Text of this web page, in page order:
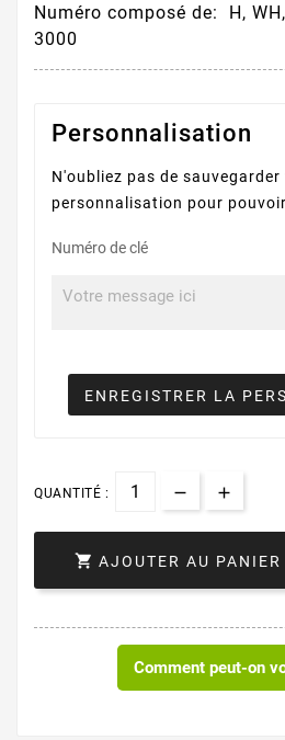
Numéro composé de: H,
3000
Personnalisation
N'oubliez pas de sauvegarder
personnalisation pour
Numéro de clé
ENREGISTRER LA
QUANTITÉ :
 AJOUTER AU PANIER
Comment peut-on